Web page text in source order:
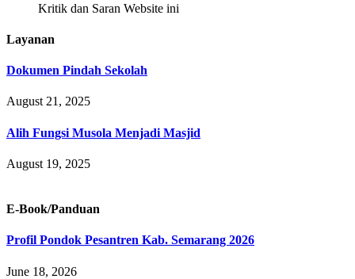
Kritik dan Saran Website ini
Layanan
Dokumen Pindah Sekolah
August 21, 2025
Alih Fungsi Musola Menjadi Masjid
August 19, 2025
E-Book/Panduan
Profil Pondok Pesantren Kab. Semarang 2026
June 18, 2026